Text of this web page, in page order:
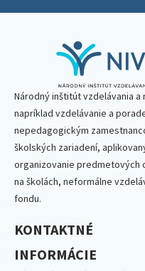
Národný inštitút vzdelávania
napríklad vzdelávanie a
nepedagogickým
školských zariadení,
organizovanie predmetových
na školách, neformálne
fondu.
KONTAKTNÉ
INFORMÁCIE